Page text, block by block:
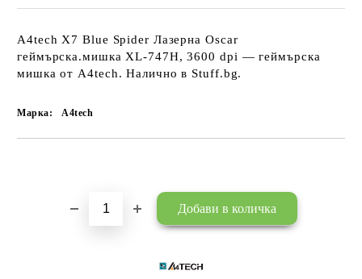
A4tech X7 Blue Spider Лазерна Oscar
геймърска.мишка XL-747H, 3600 dpi — геймърска
мишка от A4tech. Налично в Stuff.bg.
Марка: A4tech